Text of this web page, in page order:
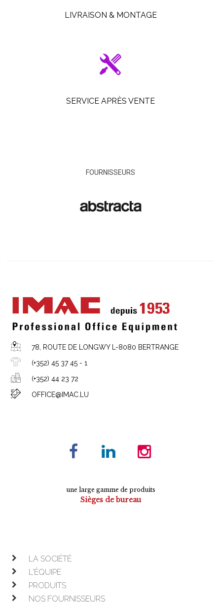
LIVRAISON & MONTAGE
SERVICE APRÈS VENTE
FOURNISSEURS
78, ROUTE DE LONGWY L-8080 BERTRANGE
(+352) 45 37 45 - 1
(+352) 44 23 72
OFFICE@IMAC.LU
une large gamme de produits
Sièges de bureau
LA SOCIÉTÉ
L'ÉQUIPE
PRODUITS
NOS FOURNISSEURS